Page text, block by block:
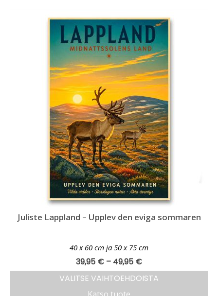
Juliste Lappland – Upplev den eviga sommaren
40 x 60 cm ja 50 x 75 cm
39,95 € – 49,95 €
VALITSE VAIHTOEHDOISTA